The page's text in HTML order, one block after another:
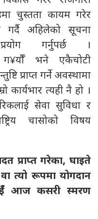
चुस्तता कायम गरेर
गर्दै अहिलेको सूचना
गर्नुपर्छ ।
ग¥र्यौँ भने एकैचोटी
प्राप्त गर्ने अवस्थामा
कार्यभार त्यही नै हो ।
सेवा सुविधा र
चासोको विषय
प्राप्त गरेका, घाइते
त्यो रूपमा योगदान
आज कसरी स्मरण